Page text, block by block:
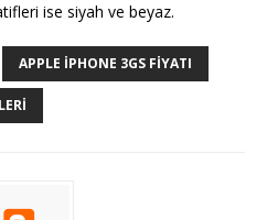
ise siyah ve beyaz.
APPLE IPHONE 3GS FIYATI